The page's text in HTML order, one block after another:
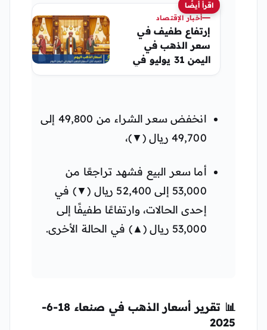
اقرأ أيضًا
أخبار الإقتصاد
إرتفاع طفيف في
سعر الذهب في
اليمن 31 يوليو في
صنعاء وعدن
انخفض سعر الشراء من 49,800 إلى
49,700 ريال (▼)،
أما سعر البيع فشهد تراجعًا من
53,000 إلى 52,400 ريال (▼) في
إحدى الحالات، وارتفاعًا طفيفًا إلى
53,000 ريال (▲) في الحالة الأخرى.
📊
تقرير أسعار الذهب في صنعاء 18-6-
2025